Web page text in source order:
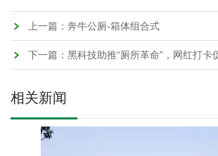
上一篇：奔牛公厕-箱体组合式
相关新闻